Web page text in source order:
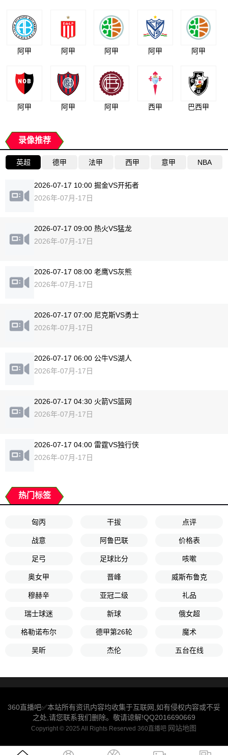
阿甲 阿甲 阿甲 阿甲 阿甲
阿甲 阿甲 阿甲 西甲 巴西甲
录像推荐
英超 德甲 法甲 西甲 意甲 NBA
2026-07-17 10:00 掘金VS开拓者
2026年-07月-17日
2026-07-17 09:00 热火VS猛龙
2026年-07月-17日
2026-07-17 08:00 老鹰VS灰熊
2026年-07月-17日
2026-07-17 07:00 尼克斯VS勇士
2026年-07月-17日
2026-07-17 06:00 公牛VS湖人
2026年-07月-17日
2026-07-17 04:30 火箭VS篮网
2026年-07月-17日
2026-07-17 04:00 雷霆VS独行侠
2026年-07月-17日
热门标签
匈丙 干拔 点评
战意 阿鲁巴联 价格表
足弓 足球比分 咳嗽
奥女甲 晋峰 威斯布鲁克
穆赫辛 亚冠二级 礼品
瑞士球迷 新球 俄女超
格勒诺布尔 德甲第26轮 魔术
吴昕 杰伦 五台在线
360直播吧✅本站所有资讯内容均收集于互联网,如有侵权内容或不妥
之处,请您联系我们删除。敬请谅解!QQ2016690669
Copyright © 2025 All Rights Reserved 360直播吧 网站地图